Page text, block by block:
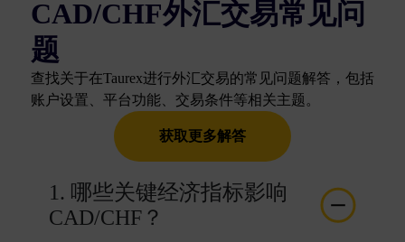
CAD/CHF外汇交易常见问
题
查找关于在Taurex进行外汇交易的常见问题解答，包括
账户设置、平台功能、交易条件等相关主题。
获取更多解答
1. 哪些关键经济指标影响
CAD/CHF？